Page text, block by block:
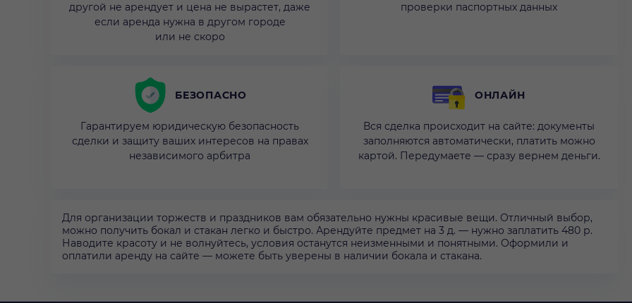
другой не арендует и цена не вырастет, даже
если аренда нужна в другом городе
или не скоро
проверки паспортных данных
БЕЗОПАСНО
Гарантируем юридическую безопасность
сделки и защиту ваших интересов на правах
независимого арбитра
ОНЛАЙН
Вся сделка происходит на сайте: документы
заполняются автоматически, платить можно
картой. Передумаете — сразу вернем деньги.
Для организации торжеств и праздников вам обязательно нужны красивые вещи. Отличный выбор,
можно получить бокал и стакан легко и быстро. Арендуйте предмет на 3 д. — нужно заплатить 480 р.
Наводите красоту и не волнуйтесь, условия останутся неизменными и понятными. Оформили и
оплатили аренду на сайте — можете быть уверены в наличии бокала и стакана.